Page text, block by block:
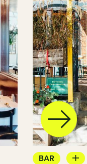
BAR